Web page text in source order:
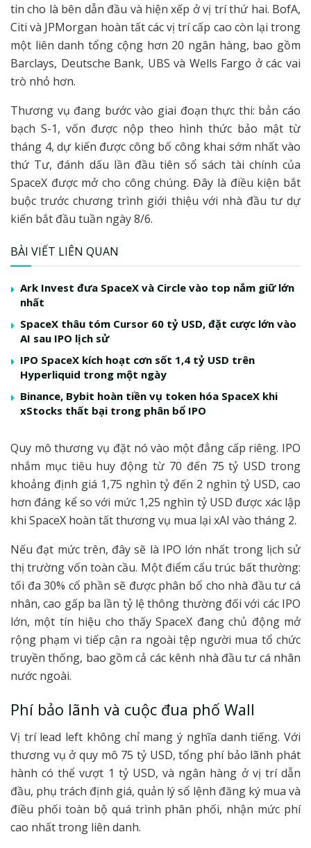
tin cho là bên dẫn đầu và hiện xếp ở vị trí thứ hai. BofA,
Citi và JPMorgan hoàn tất các vị trí cấp cao còn lại trong
một liên danh tổng cộng hơn 20 ngân hàng, bao gồm
Barclays, Deutsche Bank, UBS và Wells Fargo ở các vai
trò nhỏ hơn.
Thương vụ đang bước vào giai đoạn thực thi: bản cáo
bạch S-1, vốn được nộp theo hình thức bảo mật từ
tháng 4, dự kiến được công bố công khai sớm nhất vào
thứ Tư, đánh dấu lần đầu tiên sổ sách tài chính của
SpaceX được mở cho công chúng. Đây là điều kiện bắt
buộc trước chương trình giới thiệu với nhà đầu tư dự
kiến bắt đầu tuần ngày 8/6.
BÀI VIẾT LIÊN QUAN
Ark Invest đưa SpaceX và Circle vào top nắm giữ lớn
nhất
SpaceX thâu tóm Cursor 60 tỷ USD, đặt cược lớn vào
AI sau IPO lịch sử
IPO SpaceX kích hoạt cơn sốt 1,4 tỷ USD trên
Hyperliquid trong một ngày
Binance, Bybit hoàn tiền vụ token hóa SpaceX khi
xStocks thất bại trong phân bổ IPO
Quy mô thương vụ đặt nó vào một đẳng cấp riêng. IPO
nhắm mục tiêu huy động từ 70 đến 75 tỷ USD trong
khoảng định giá 1,75 nghìn tỷ đến 2 nghìn tỷ USD, cao
hơn đáng kể so với mức 1,25 nghìn tỷ USD được xác lập
khi SpaceX hoàn tất thương vụ mua lại xAI vào tháng 2.
Nếu đạt mức trên, đây sẽ là IPO lớn nhất trong lịch sử
thị trường vốn toàn cầu. Một điểm cấu trúc bất thường:
tối đa 30% cổ phần sẽ được phân bổ cho nhà đầu tư cá
nhân, cao gấp ba lần tỷ lệ thông thường đối với các IPO
lớn, một tín hiệu cho thấy SpaceX đang chủ động mở
rộng phạm vi tiếp cận ra ngoài tệp người mua tổ chức
truyền thống, bao gồm cả các kênh nhà đầu tư cá nhân
nước ngoài.
Phí bảo lãnh và cuộc đua phố Wall
Vị trí lead left không chỉ mang ý nghĩa danh tiếng. Với
thương vụ ở quy mô 75 tỷ USD, tổng phí bảo lãnh phát
hành có thể vượt 1 tỷ USD, và ngân hàng ở vị trí dẫn
đầu, phụ trách định giá, quản lý sổ lệnh đăng ký mua và
điều phối toàn bộ quá trình phân phối, nhận mức phí
cao nhất trong liên danh.